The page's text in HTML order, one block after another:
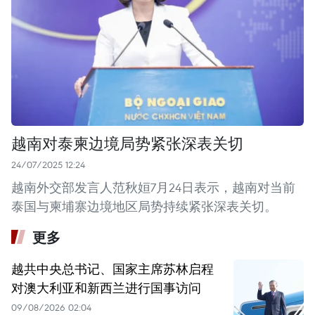
越南对泰柬边境局势紧张深表关切
24/07/2025 12:24
越南外交部发言人范秋姮7月24日表示，越南对当前
泰国与柬埔寨边境地区局势持续紧张深表关切。
更多
越共中央总书记、国家主席苏林启程
对澳大利亚和新西兰进行国事访问
09/08/2026 02:04